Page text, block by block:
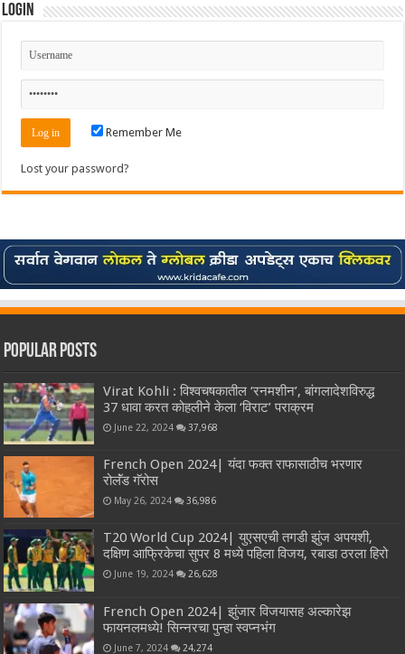
Login
Remember Me
Lost your password?
Popular Posts
Virat Kohli : विश्वचषकातील ‘रनमशीन’, बांगलादेशविरुद्ध
37 धावा करत कोहलीने केला ‘विराट’ पराक्रम
June 22, 2024 37,968
French Open 2024| यंदा फक्त राफासाठीच भरणार
रोलॅंड गॅरोस
May 26, 2024 36,986
T20 World Cup 2024| युएसएची तगडी झुंज अपयशी,
दक्षिण आफ्रिकेचा सुपर 8 मध्ये पहिला विजय, रबाडा ठरला हिरो
June 19, 2024 26,628
French Open 2024| झुंजार विजयासह अल्कारेझ
फायनलमध्ये! सिन्नरचा पुन्हा स्वप्नभंग
June 7, 2024 24,274